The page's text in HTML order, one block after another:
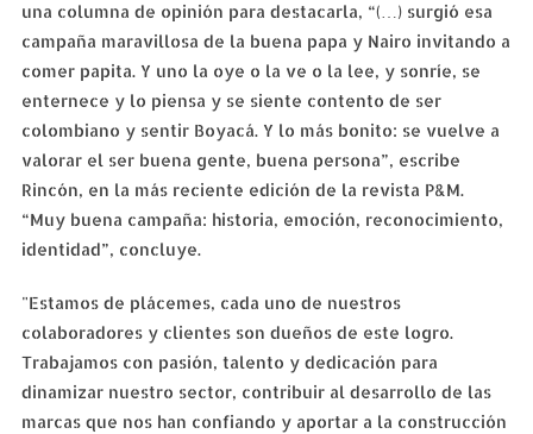
una columna de opinión para destacarla, “(…) surgió esa
campaña maravillosa de la buena papa y Nairo invitando a
comer papita. Y uno la oye o la ve o la lee, y sonríe, se
enternece y lo piensa y se siente contento de ser
colombiano y sentir Boyacá. Y lo más bonito: se vuelve a
valorar el ser buena gente, buena persona”, escribe
Rincón, en la más reciente edición de la revista P&M.
“Muy buena campaña: historia, emoción, reconocimiento,
identidad”, concluye.
"Estamos de plácemes, cada uno de nuestros
colaboradores y clientes son dueños de este logro.
Trabajamos con pasión, talento y dedicación para
dinamizar nuestro sector, contribuir al desarrollo de las
marcas que nos han confiando y aportar a la construcción